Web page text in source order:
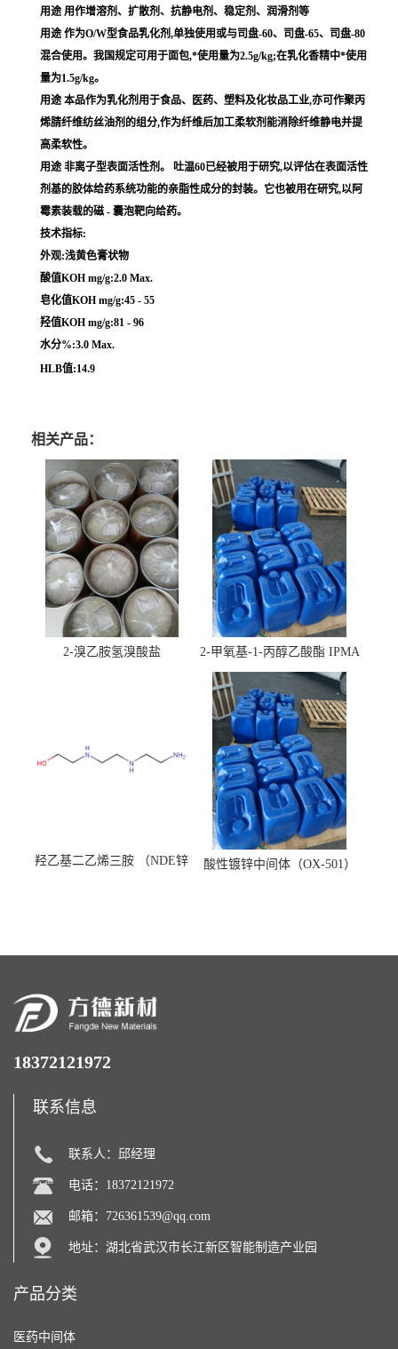
用途 用作增溶剂、扩散剂、抗静电剂、稳定剂、润滑剂等
用途 作为O/W型食品乳化剂,单独使用或与司盘-60、司盘-65、司盘-80
混合使用。我国规定可用于面包,*使用量为2.5g/kg;在乳化香精中*使用
量为1.5g/kg。
用途 本品作为乳化剂用于食品、医药、塑料及化妆品工业,亦可作聚丙
烯腈纤维纺丝油剂的组分,作为纤维后加工柔软剂能消除纤维静电并提
高柔软性。
用途 非离子型表面活性剂。 吐温60已经被用于研究,以评估在表面活性
剂基的胶体给药系统功能的亲脂性成分的封装。它也被用在研究,以阿
霉素装载的磁 - 囊泡靶向给药。
技术指标:
外观:浅黄色膏状物
酸值KOH mg/g:2.0 Max.
皂化值KOH mg/g:45 - 55
羟值KOH mg/g:81 - 96
水分%:3.0 Max.
HLB值:14.9
相关产品：
2-溴乙胺氢溴酸盐 2-甲氧基-1-丙醇乙酸酯 IPMA
羟乙基二乙烯三胺 （NDE锌
酸性镀锌中间体（OX-501）
18372121972
联系信息
联系人：邱经理
电话：18372121972
邮箱： 726361539@qq.com
地址：湖北省武汉市长江新区智能制造产业园
产品分类
医药中间体